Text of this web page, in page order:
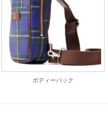
ボディーバック